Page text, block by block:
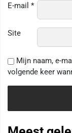
E-mail *
Site
Mijn naam, e-
volgende keer